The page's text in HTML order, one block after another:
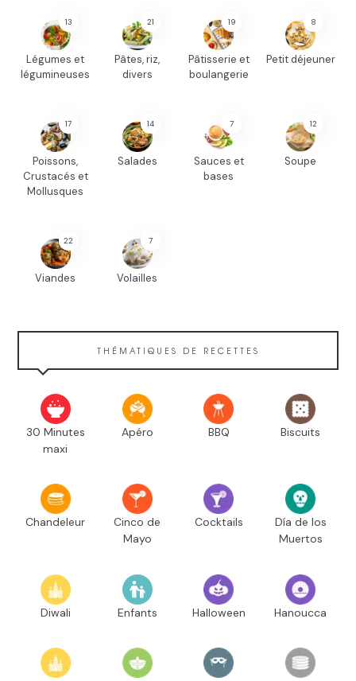
13
Légumes et
légumineuses
21
Pâtes, riz,
divers
19
Pâtisserie et
boulangerie
8
Petit déjeuner
17
Poissons,
Crustacés et
Mollusques
14
Salades
7
Sauces et
bases
12
Soupe
22
Viandes
7
Volailles
THÉMATIQUES DE RECETTES
30 Minutes
maxi
Apéro BBQ Biscuits
Chandeleur
Cinco de
Mayo
Cocktails
Día de los
Muertos
Diwali Enfants Halloween Hanoucca